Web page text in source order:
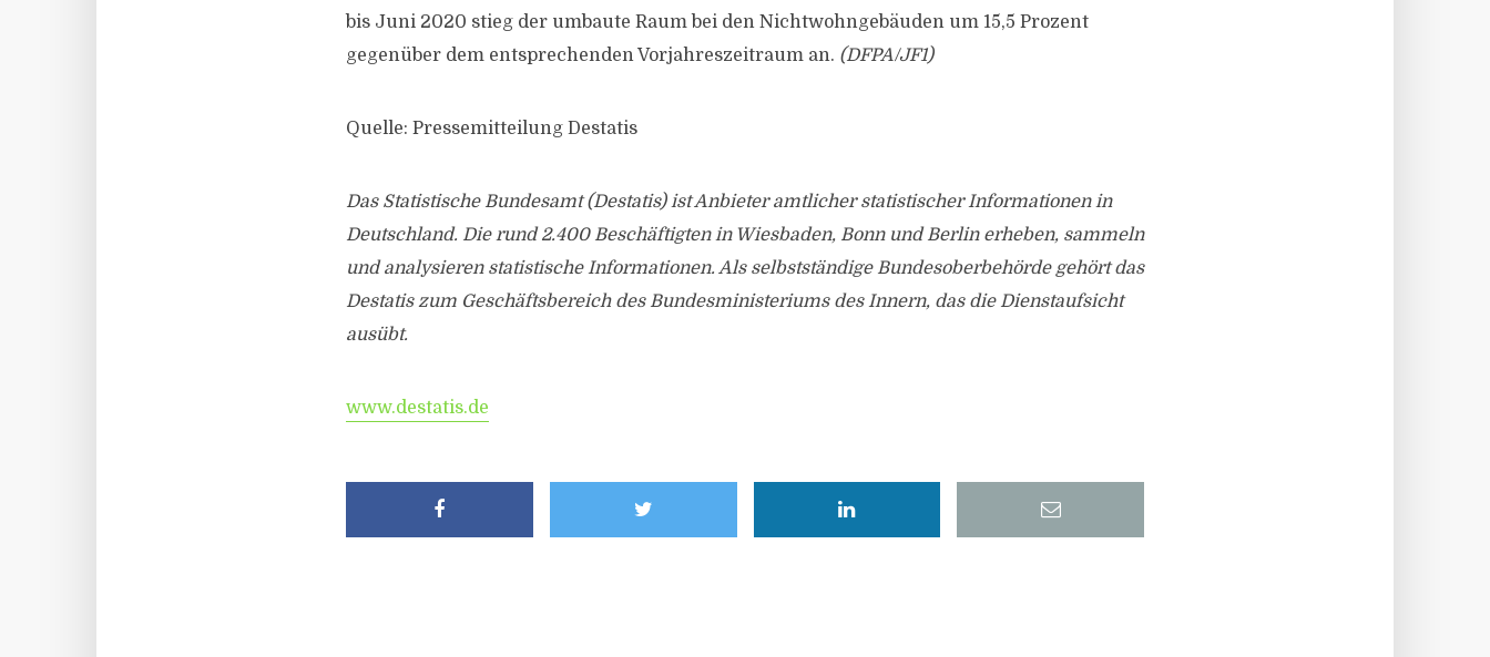
bis Juni 2020 stieg der umbaute Raum bei den Nichtwohngebäuden um 15,5 Prozent
gegenüber dem entsprechenden Vorjahreszeitraum an. (DFPA/JF1)
Quelle: Pressemitteilung Destatis
Das Statistische Bundesamt (Destatis) ist Anbieter amtlicher statistischer Informationen in
Deutschland. Die rund 2.400 Beschäftigten in Wiesbaden, Bonn und Berlin erheben, sammeln
und analysieren statistische Informationen. Als selbstständige Bundesoberbehörde gehört das
Destatis zum Geschäftsbereich des Bundesministeriums des Innern, das die Dienstaufsicht
ausübt.
www.destatis.de